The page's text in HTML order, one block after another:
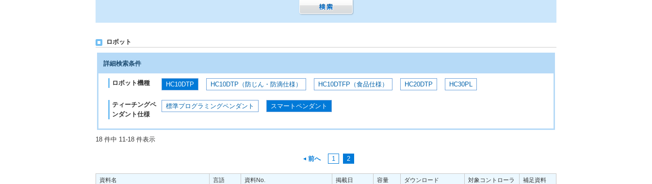
ロボット
詳細検索条件
ロボット機種 HC10DTP HC10DTP（防じん・防滴仕様） HC10DTFP（食品仕様） HC20DTP HC30PL
ティーチングペ
ンダント仕様
標準プログラミングペンダント スマートペンダント
18 件中 11-18 件表示
前へ 1 2
資料名 言語 資料No. 掲載日 容量 ダウンロード 対象コントローラ
補足資料